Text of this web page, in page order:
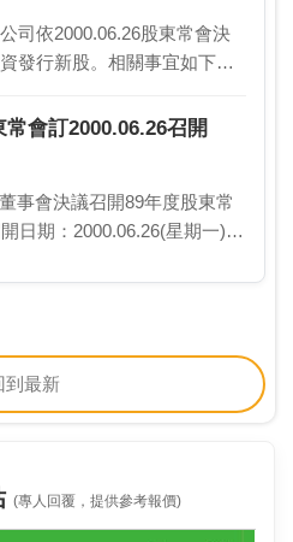
司依2000.06.26股東常會決
發行新股。相關事宜如下：
會訂2000.06.26召開
事會決議召開89年度股東常
到最新
(專人回覆，提供參考報價)